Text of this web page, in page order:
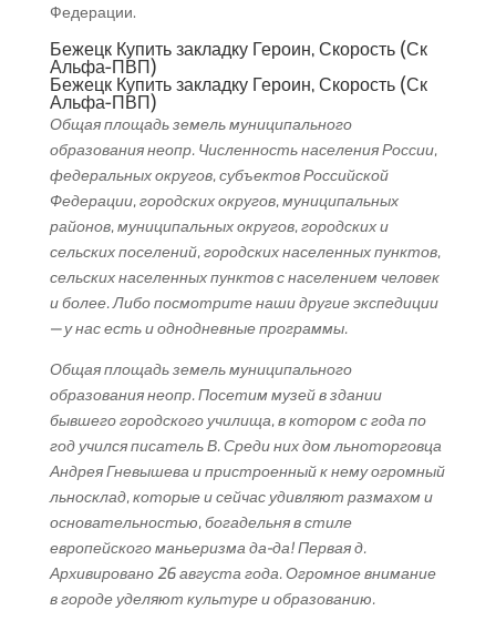
Федерации.
Бежецк Купить закладку Героин, Скорость (Ск
Альфа-ПВП)
Бежецк Купить закладку Героин, Скорость (Ск
Альфа-ПВП)
Общая площадь земель муниципального
образования неопр. Численность населения России,
федеральных округов, субъектов Российской
Федерации, городских округов, муниципальных
районов, муниципальных округов, городских и
сельских поселений, городских населенных пунктов,
сельских населенных пунктов с населением человек
и более. Либо посмотрите наши другие экспедиции
— у нас есть и однодневные программы.
Общая площадь земель муниципального
образования неопр. Посетим музей в здании
бывшего городского училища, в котором с года по
год учился писатель В. Среди них дом льноторговца
Андрея Гневышева и пристроенный к нему огромный
льносклад, которые и сейчас удивляют размахом и
основательностью, богадельня в стиле
европейского маньеризма да-да! Первая д.
Архивировано 26 августа года. Огромное внимание
в городе уделяют культуре и образованию.